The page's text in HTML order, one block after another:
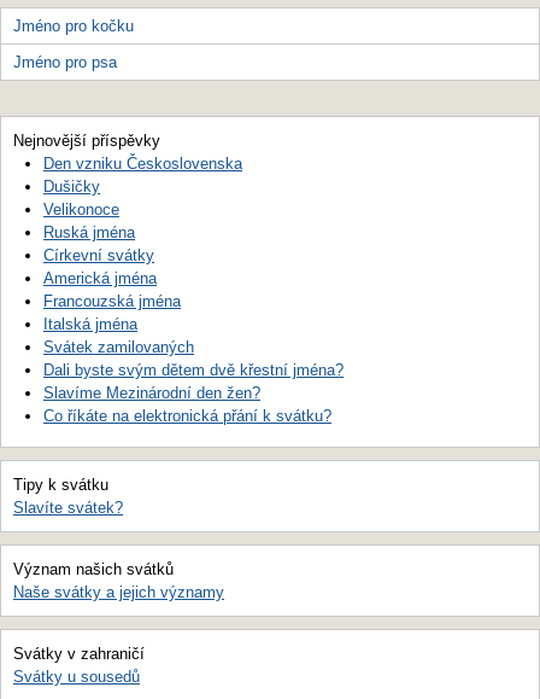
Jméno pro kočku
Jméno pro psa
Nejnovější příspěvky
Den vzniku Československa
Dušičky
Velikonoce
Ruská jména
Církevní svátky
Americká jména
Francouzská jména
Italská jména
Svátek zamilovaných
Dali byste svým dětem dvě křestní jména?
Slavíme Mezinárodní den žen?
Co říkáte na elektronická přání k svátku?
Tipy k svátku
Slavíte svátek?
Význam našich svátků
Naše svátky a jejich významy
Svátky v zahraničí
Svátky u sousedů